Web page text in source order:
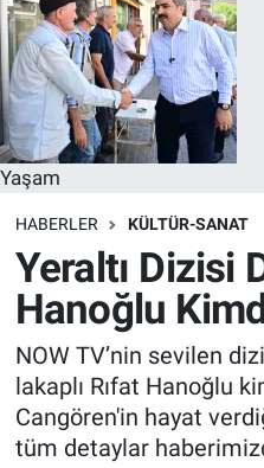
Yaşam
HABERLER KÜLTÜR-SANAT
Yeraltı Dizisi
Hanoğlu
NOW TV’nin sevilen
lakaplı Rıfat Hanoğlu
Cangören'in hayat
tüm detaylar